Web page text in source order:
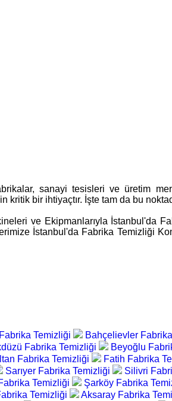
sanayi tesisleri ve üretim
kritik bir ihtiyaçtır. İşte tam da bu
ve Ekipmanlarıyla İstanbul'da
İstanbul'da Fabrika Temizliği
Temizliği Bahçelievler
Fabrika Temizliği Beyoğlu
Fabrika Temizliği Fatih Fabrika
Sarıyer Fabrika Temizliği Silivri
Temizliği Şarköy Fabrika
Temizliği Aksaray Fabrika